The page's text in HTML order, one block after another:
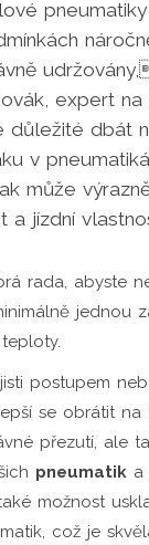
expert
důležité dbát
v
může
a jízdní
rada, abyste
jednou
postupem
se obrátit na
přezutí, ale
pneumatik a
možnost
což je